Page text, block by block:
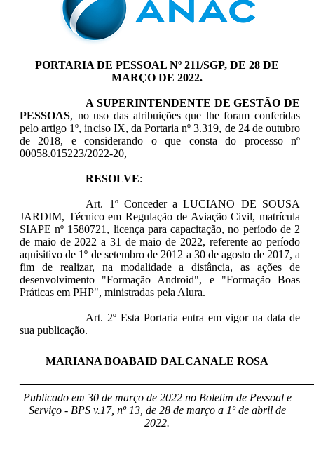
PORTARIA DE PESSOAL Nº 211/SGP, DE 28 DE
MARÇO DE 2022.
A SUPERINTENDENTE DE GESTÃO DE
PESSOAS, no uso das atribuições que lhe foram conferidas
pelo artigo 1º, inciso IX, da Portaria nº 3.319, de 24 de outubro
de 2018, e considerando o que consta do processo nº
00058.015223/2022-20,
RESOLVE:
Art. 1º Conceder a LUCIANO DE SOUSA
JARDIM, Técnico em Regulação de Aviação Civil, matrícula
SIAPE nº 1580721, licença para capacitação, no período de 2
de maio de 2022 a 31 de maio de 2022, referente ao período
aquisitivo de 1º de setembro de 2012 a 30 de agosto de 2017, a
fim de realizar, na modalidade a distância, as ações de
desenvolvimento "Formação Android", e "Formação Boas
Práticas em PHP", ministradas pela Alura.
Art. 2º Esta Portaria entra em vigor na data de
sua publicação.
MARIANA BOABAID DALCANALE ROSA
Publicado em 30 de março de 2022 no Boletim de Pessoal e
Serviço - BPS v.17, nº 13, de 28 de março a 1º de abril de
2022.